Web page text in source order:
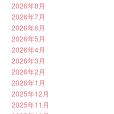
2026年8月
2026年7月
2026年6月
2026年5月
2026年4月
2026年3月
2026年2月
2026年1月
2025年12月
2025年11月